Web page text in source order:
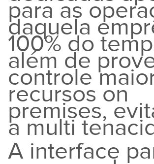
para as
daquela
100% do
além de
controle
recursos on
premises,
a multi
A interface